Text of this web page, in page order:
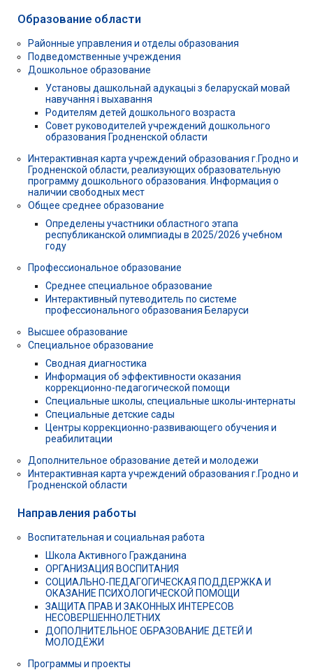
Образование области
Районные управления и отделы образования
Подведомственные учреждения
Дошкольное образование
Установы дашкольнай адукацыі з беларускай мовай
навучання і выхавання
Родителям детей дошкольного возраста
Совет руководителей учреждений дошкольного
образования Гродненской области
Интерактивная карта учреждений образования г.Гродно и
Гродненской области, реализующих образовательную
программу дошкольного образования. Информация о
наличии свободных мест
Общее среднее образование
Определены участники областного этапа
республиканской олимпиады в 2025/2026 учебном
году
Профессиональное образование
Среднее специальное образование
Интерактивный путеводитель по системе
профессионального образования Беларуси
Высшее образование
Специальное образование
Сводная диагностика
Информация об эффективности оказания
коррекционно-педагогической помощи
Специальные школы, специальные школы-интернаты
Специальные детские сады
Центры коррекционно-развивающего обучения и
реабилитации
Дополнительное образование детей и молодежи
Интерактивная карта учреждений образования г.Гродно и
Гродненской области
Направления работы
Воспитательная и социальная работа
Школа Активного Гражданина
ОРГАНИЗАЦИЯ ВОСПИТАНИЯ
СОЦИАЛЬНО-ПЕДАГОГИЧЕСКАЯ ПОДДЕРЖКА И
ОКАЗАНИЕ ПСИХОЛОГИЧЕСКОЙ ПОМОЩИ
ЗАЩИТА ПРАВ И ЗАКОННЫХ ИНТЕРЕСОВ
НЕСОВЕРШЕННОЛЕТНИХ
ДОПОЛНИТЕЛЬНОЕ ОБРАЗОВАНИЕ ДЕТЕЙ И
МОЛОДЁЖИ
Программы и проекты